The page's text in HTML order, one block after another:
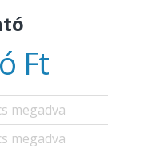
Ft
megadva
megadva